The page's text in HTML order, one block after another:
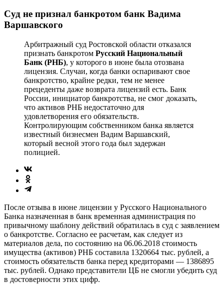
Суд не признал банкротом банк Вадима
Варшавского
Арбитражный суд Ростовской области отказался
признать банкротом Русский Национальный
Банк (РНБ), у которого в июне была отозвана
лицензия. Случаи, когда банки оспаривают свое
банкротство, крайне редки, тем не менее
прецеденты даже возврата лицензий есть. Банк
России, инициатор банкротства, не смог доказать,
что активов РНБ недостаточно для
удовлетворения его обязательств.
Контролирующим собственником банка является
известный бизнесмен Вадим Варшавский,
который весной этого года был задержан
полицией.
После отзыва в июне лицензии у Русского Национального
Банка назначенная в банк временная администрация по
привычному шаблону действий обратилась в суд с заявлением
о банкротстве. Согласно ее расчетам, как следует из
материалов дела, по состоянию на 06.06.2018 стоимость
имущества (активов) РНБ составила 1320664 тыс. рублей, а
стоимость обязательств банка перед кредиторами — 1386895
тыс. рублей. Однако представители ЦБ не смогли убедить суд
в достоверности этих цифр.